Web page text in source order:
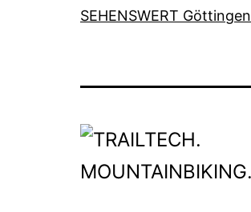
SEHENSWERT Göttingen